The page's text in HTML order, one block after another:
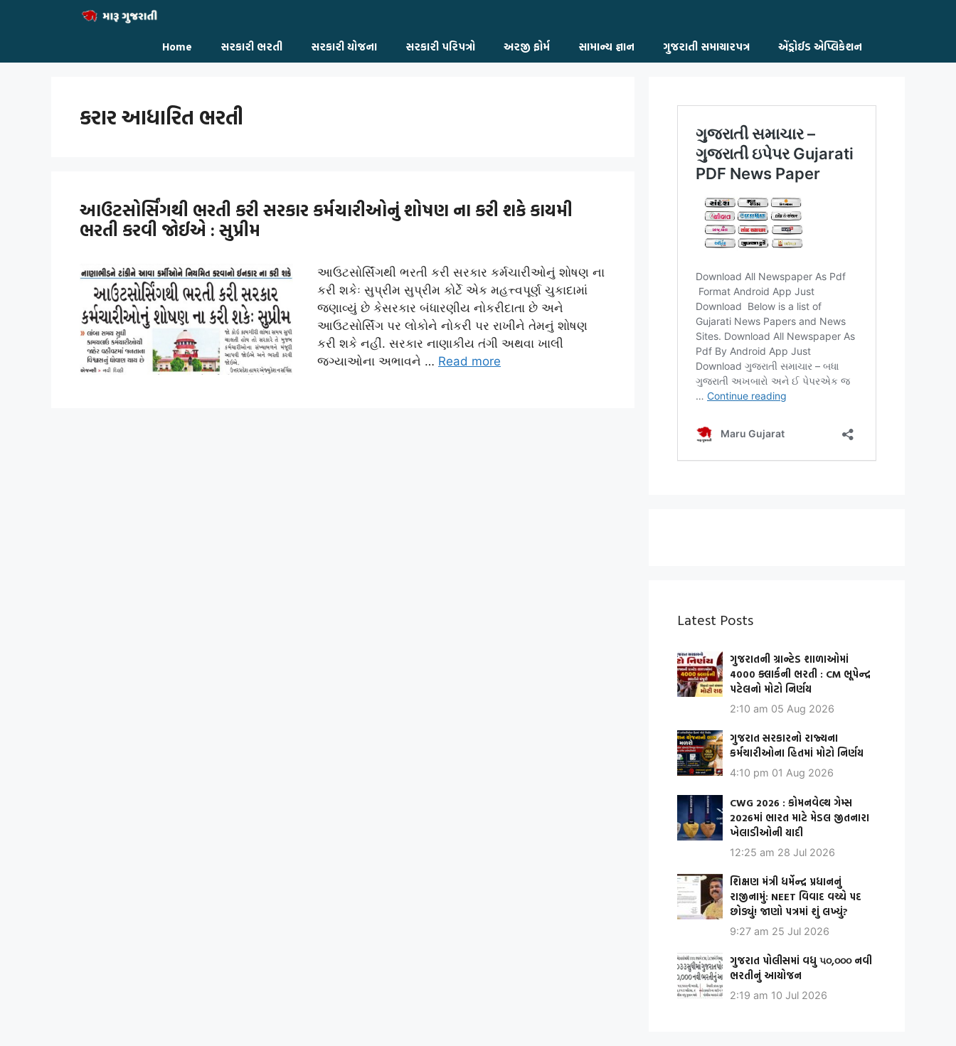
Home સરકારી ભરતી સરકારી યોજના સરકારી પરિપત્રો અરજી ફોર્મ સામાન્ય જ્ઞાન ગુજરાતી સમાચારપત્ર એંડ્રોઈડ એપ્લિકેશન
કરાર આધારિત ભરતી
આઉટસોર્સિંગથી ભરતી કરી સરકાર કર્મચારીઓનું શોષણ ના કરી શકે કાયમી
ભરતી કરવી જોઈએ : સુપ્રીમ
આઉટસોર્સિંગથી ભરતી કરી સરકાર કર્મચારીઓનું શોષણ ના
કરી શકેઃ સુપ્રીમ સુપ્રીમ કોર્ટે એક મહત્ત્વપૂર્ણ ચુકાદામાં
જણાવ્યું છે કેસરકાર બંધારણીય નોકરીદાતા છે અને
આઉટસોર્સિંગ પર લોકોને નોકરી પર રાખીને તેમનું શોષણ
કરી શકે નહીં. સરકાર નાણાકીય તંગી અથવા ખાલી
જગ્યાઓના અભાવને … Read more
Latest Posts
ગુજરાતની ગ્રાન્ટેડ શાળાઓમાં
4000 ક્લાર્કની ભરતી : CM ભૂપેન્દ્ર
પટેલનો મોટો નિર્ણય
2:10 am 05 Aug 2026
ગુજરાત સરકારનો રાજ્યના
કર્મચારીઓના હિતમાં મોટો નિર્ણય
4:10 pm 01 Aug 2026
CWG 2026 : કોમનવેલ્થ ગેમ્સ
2026માં ભારત માટે મેડલ જીતનારા
ખેલાડીઓની યાદી
12:25 am 28 Jul 2026
શિક્ષણ મંત્રી ધર્મેન્દ્ર પ્રધાનનું
રાજીનામું: NEET વિવાદ વચ્ચે પદ
છોડ્યું! જાણો પત્રમાં શું લખ્યું?
9:27 am 25 Jul 2026
ગુજરાત પોલીસમાં વધુ ૫૦,૦૦૦ નવી
ભરતીનું આયોજન
2:19 am 10 Jul 2026